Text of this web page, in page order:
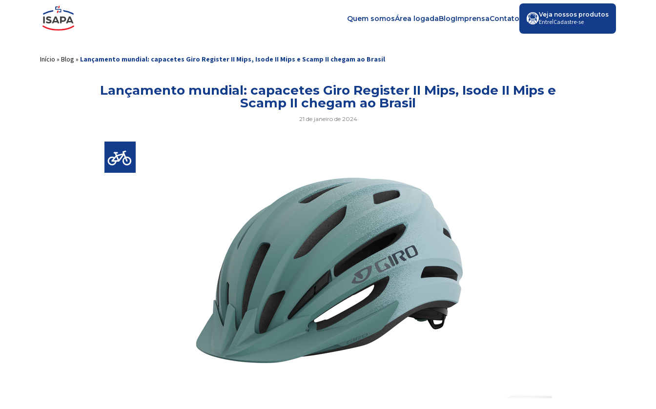
Quem somosÁrea logadaBlogImprensaContato Veja nossos produtos
Entre|Cadastre-se
Início » Blog » Lançamento mundial: capacetes Giro Register II Mips, Isode II Mips e Scamp II chegam ao Brasil
Lançamento mundial: capacetes Giro Register II Mips, Isode II Mips e
Scamp II chegam ao Brasil
21 de janeiro de 2024